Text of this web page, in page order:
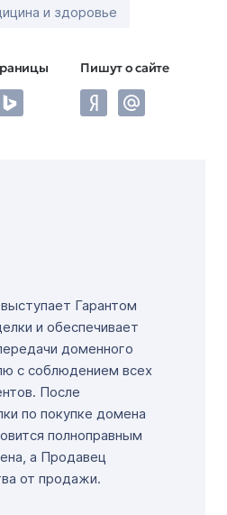
и здоровье
Пишут о сайте
Гарантом
и обеспечивает
доменного
с соблюдением всех
После
по покупке домена
полноправным
а Продавец
от продажи.